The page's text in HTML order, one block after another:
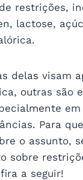
restrições,
lactose,
delas visam
outras são
em
Para
o assunto,
sobre
a seguir!